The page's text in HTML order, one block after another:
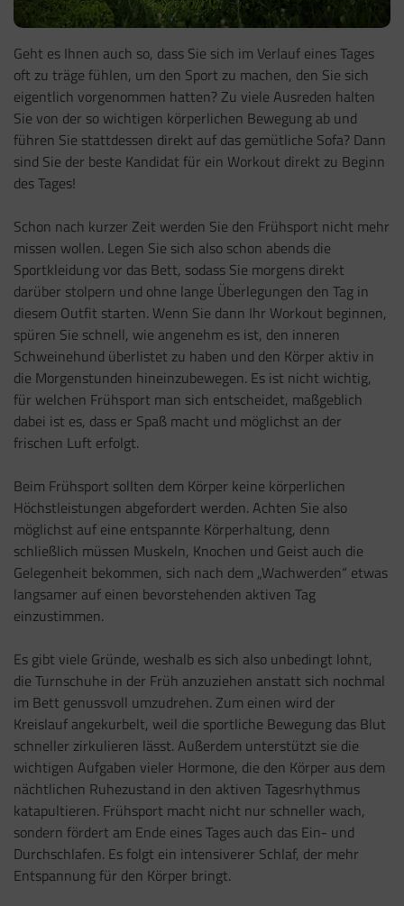
Geht es Ihnen auch so, dass Sie sich im Verlauf eines Tages
oft zu träge fühlen, um den Sport zu machen, den Sie sich
eigentlich vorgenommen hatten? Zu viele Ausreden halten
Sie von der so wichtigen körperlichen Bewegung ab und
führen Sie stattdessen direkt auf das gemütliche Sofa? Dann
sind Sie der beste Kandidat für ein Workout direkt zu Beginn
des Tages!
Schon nach kurzer Zeit werden Sie den Frühsport nicht mehr
missen wollen. Legen Sie sich also schon abends die
Sportkleidung vor das Bett, sodass Sie morgens direkt
darüber stolpern und ohne lange Überlegungen den Tag in
diesem Outfit starten. Wenn Sie dann Ihr Workout beginnen,
spüren Sie schnell, wie angenehm es ist, den inneren
Schweinehund überlistet zu haben und den Körper aktiv in
die Morgenstunden hineinzubewegen. Es ist nicht wichtig,
für welchen Frühsport man sich entscheidet, maßgeblich
dabei ist es, dass er Spaß macht und möglichst an der
frischen Luft erfolgt.
Beim Frühsport sollten dem Körper keine körperlichen
Höchstleistungen abgefordert werden. Achten Sie also
möglichst auf eine entspannte Körperhaltung, denn
schließlich müssen Muskeln, Knochen und Geist auch die
Gelegenheit bekommen, sich nach dem „Wachwerden“ etwas
langsamer auf einen bevorstehenden aktiven Tag
einzustimmen.
Es gibt viele Gründe, weshalb es sich also unbedingt lohnt,
die Turnschuhe in der Früh anzuziehen anstatt sich nochmal
im Bett genussvoll umzudrehen. Zum einen wird der
Kreislauf angekurbelt, weil die sportliche Bewegung das Blut
schneller zirkulieren lässt. Außerdem unterstützt sie die
wichtigen Aufgaben vieler Hormone, die den Körper aus dem
nächtlichen Ruhezustand in den aktiven Tagesrhythmus
katapultieren. Frühsport macht nicht nur schneller wach,
sondern fördert am Ende eines Tages auch das Ein- und
Durchschlafen. Es folgt ein intensiverer Schlaf, der mehr
Entspannung für den Körper bringt.